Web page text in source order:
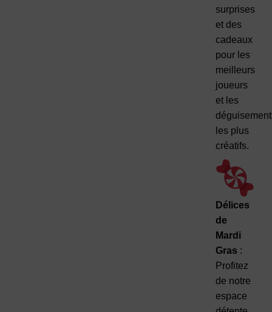
surprises
et des
cadeaux
pour les
meilleurs
joueurs
et les
les plus
créatifs.
Délices
de
Mardi
Gras :
Profitez
de notre
espace